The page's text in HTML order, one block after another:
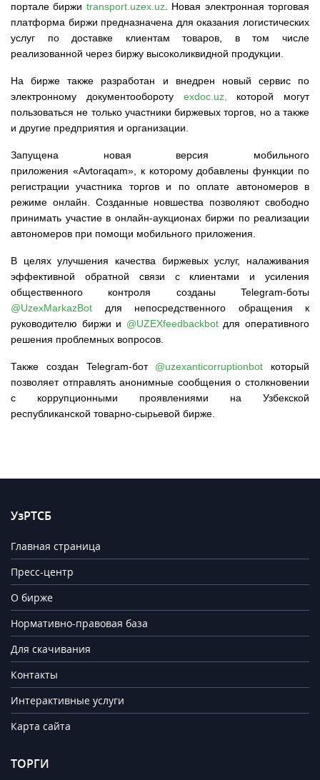
портале биржи transport.uzex.uz. Новая электронная торговая
платформа биржи предназначена для оказания логистических
услуг по доставке клиентам товаров, в том числе
реализованной через биржу высоколиквидной продукции.
На бирже также разработан и внедрен новый сервис по
электронному документообороту exdoc.uz, которой могут
пользоваться не только участники биржевых торгов, но а также
и другие предприятия и организации.
Запущена новая версия мобильного
приложения «Avtoraqam», к которому добавлены функции по
регистрации участника торгов и по оплате автономеров в
режиме онлайн. Созданные новшества позволяют свободно
принимать участие в онлайн-аукционах биржи по реализации
автономеров при помощи мобильного приложения.
В целях улучшения качества биржевых услуг, налаживания
эффективной обратной связи с клиентами и усиления
общественного контроля созданы Telegram-боты
@UzexMarkazBot для непосредственного обращения к
руководителю биржи и @UZEXfeedbackbotдля оперативного
решения проблемных вопросов.
Также создан Telegram-бот @uzexanticorruptionbot который
позволяет отправлять анонимные сообщения о столкновении
с коррупционными проявлениями на Узбекской
республиканской товарно-сырьевой бирже.
УзРТСБ
Главная страница
Пресс-центр
О бирже
Нормативно-правовая база
Для скачивания
Контакты
Интерактивные услуги
Карта сайта
ТОРГИ